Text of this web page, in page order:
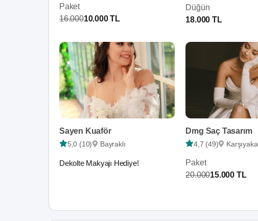
Paket
16.00010.000 TL
Düğün
18.000 TL
Sayen Kuaför
5,0 (10) Bayraklı
Dekolte Makyajı Hediye!
Dmg Saç Tasarım
4,7 (49) Karşıyaka
Paket
20.00015.000 TL